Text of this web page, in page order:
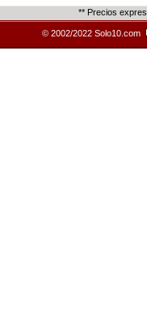
** Precios
© 2002/2022 Solo10.com